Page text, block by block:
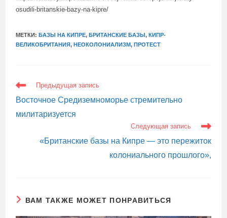
osudili-britanskie-bazy-na-kipre/
МЕТКИ:БАЗЫ НА КИПРЕ, БРИТАНСКИЕ БАЗЫ, КИПР-
ВЕЛИКОБРИТАНИЯ, НЕОКОЛОНИАЛИЗМ, ПРОТЕСТ
ЕЩЕ
СТАТЬИ
Предыдущая запись
Восточное Средиземноморье стремительно
милитаризуется
Следующая запись
«Британские базы на Кипре — это пережиток
колониального прошлого»,
ВАМ ТАКЖЕ МОЖЕТ ПОНРАВИТЬСЯ